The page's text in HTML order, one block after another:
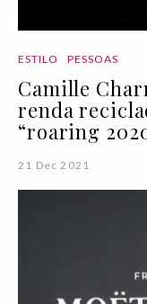
ESTILO PESSOAS
Camille
renda
“roaring
21 Dec 2021